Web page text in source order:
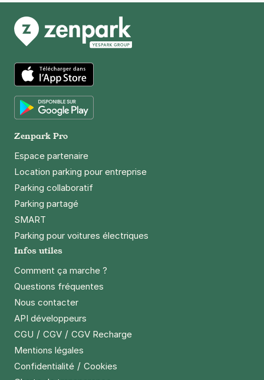
Réserver
+ Abonnements disponibles
11 rue du Hainaut
75019
23 €/jour,70 €/semaine
Réserver
+ Abonnements disponibles
App Store
Zenpark Pro
Espace partenaire
Location parking pour entreprise
Parking collaboratif
Parking partagé
SMART
Parking pour voitures électriques
Infos utiles
Comment ça marche ?
Questions fréquentes
Nous contacter
API développeurs
CGU / CGV / CGV Recharge
Mentions légales
Confidentialité / Cookies